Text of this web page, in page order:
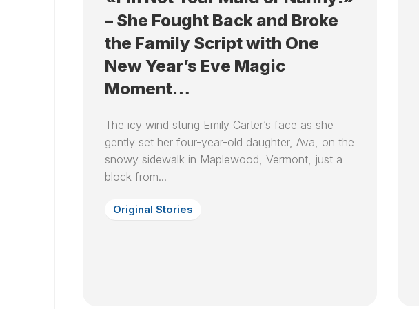
5
ЛУННЫЙ
ЛУННЫЙ
8
МЕСЯЦ
КАЛЕНДАРЬ
ОКРАС
ВОЛОС
НА
ГОД
– She Fought Back and Broke
the Family Script with One
New Year’s Eve Magic
Moment…
The icy wind stung Emily Carter’s face as she
gently set her four-year-old daughter, Ava, on the
snowy sidewalk in Maplewood, Vermont, just a
block from...
Original Stories